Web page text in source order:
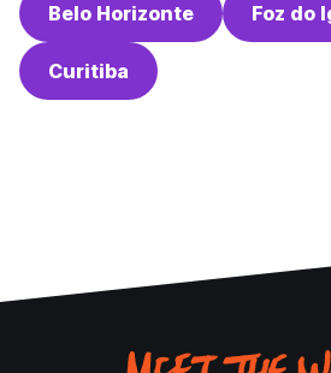
Belo Horizonte Foz do
Curitiba